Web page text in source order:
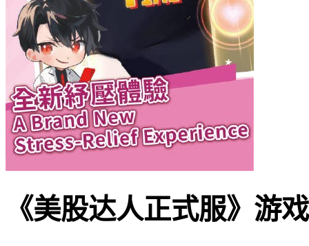
《美股达人正式服》游